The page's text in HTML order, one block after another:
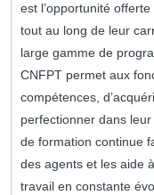
est l’opportunité
tout au long de leur
large gamme de
CNFPT permet aux
compétences,
perfectionner dans
de formation continue
des agents et les aide
travail en constante